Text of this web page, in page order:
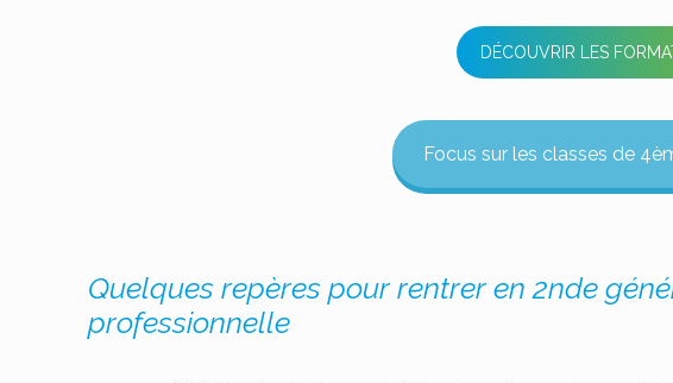
DÉCOUVRIR LES
Focus sur les classes de
Quelques repères pour rentrer en 2nde
professionnelle